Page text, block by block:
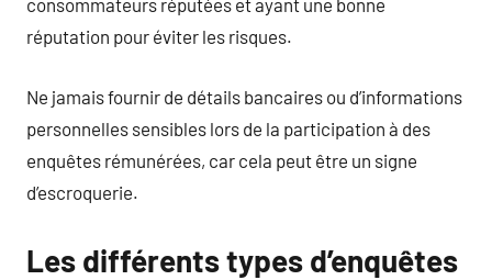
consommateurs réputées et ayant une bonne
réputation pour éviter les risques.
Ne jamais fournir de détails bancaires ou d’informations
personnelles sensibles lors de la participation à des
enquêtes rémunérées, car cela peut être un signe
d’escroquerie.
Les différents types d’enquêtes